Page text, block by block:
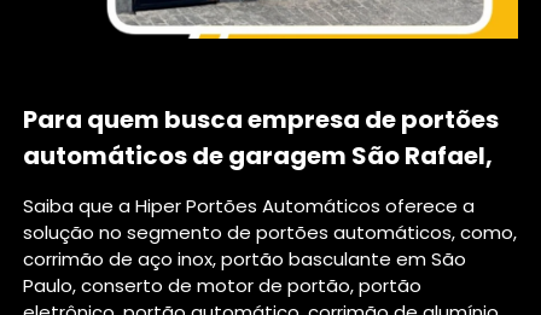
Para quem busca empresa de portões
automáticos de garagem São Rafael,
Saiba que a Hiper Portões Automáticos oferece a
solução no segmento de portões automáticos, como,
corrimão de aço inox, portão basculante em São
Paulo, conserto de motor de portão, portão